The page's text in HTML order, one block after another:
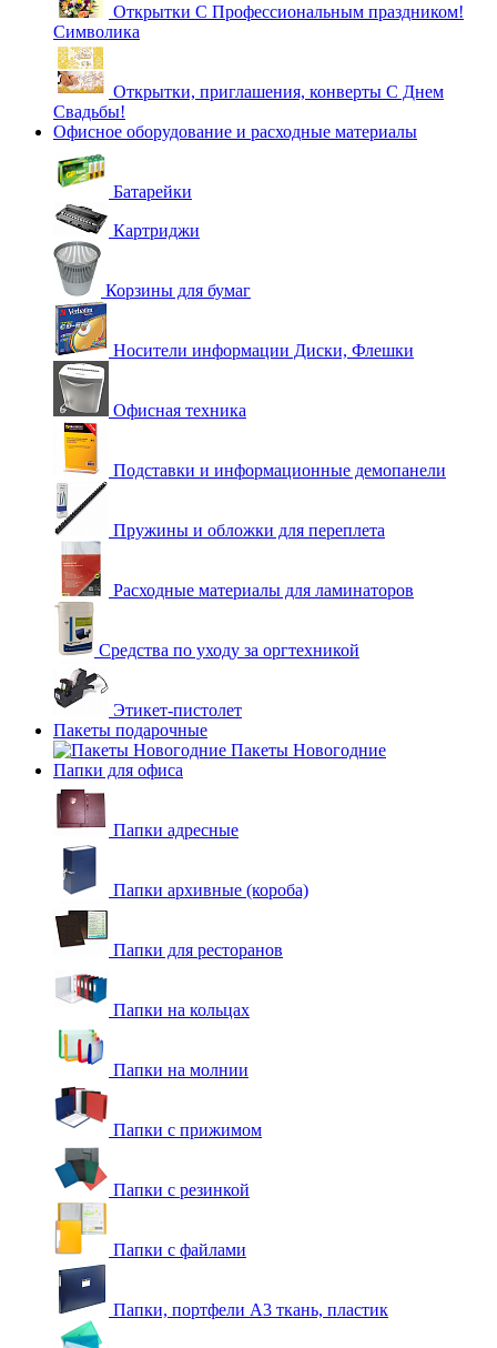
Открытки С Профессиональным праздником!
Символика
Открытки, приглашения, конверты С Днем
Свадьбы!
Офисное оборудование и расходные материалы
Батарейки
Картриджи
Корзины для бумаг
Носители информации Диски, Флешки
Офисная техника
Подставки и информационные демопанели
Пружины и обложки для переплета
Расходные материалы для ламинаторов
Средства по уходу за оргтехникой
Этикет-пистолет
Пакеты подарочные
Пакеты Новогодние
Папки для офиса
Папки адресные
Папки архивные (короба)
Папки для ресторанов
Папки на кольцах
Папки на молнии
Папки с прижимом
Папки с резинкой
Папки с файлами
Папки, портфели А3 ткань, пластик